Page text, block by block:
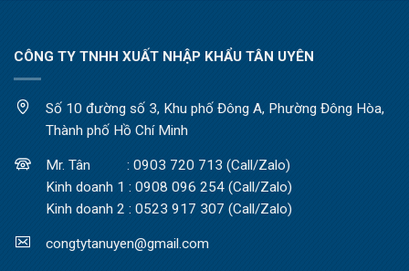
CÔNG TY TNHH XUẤT NHẬP KHẨU TÂN UYÊN
Số 10 đường số 3, Khu phố Đông A, Phường Đông Hòa,
Thành phố Hồ Chí Minh
Mr. Tân : 0903 720 713 (Call/Zalo)
Kinh doanh 1 : 0908 096 254 (Call/Zalo)
Kinh doanh 2 : 0523 917 307 (Call/Zalo)
congtytanuyen@gmail.com